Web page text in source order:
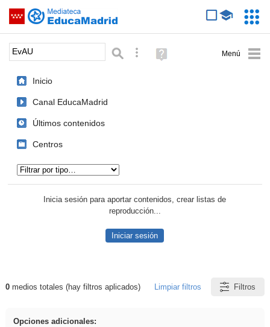
Saltar navegación
Palabra o frase: Búsqueda avanzada
Ayuda
(en
Inicio
Canal EducaMadrid
Últimos contenidos
Centros
Inicia sesión para aportar contenidos, crear listas de
reproducción...
Iniciar sesión
Resultados de: EvAU
0medios totales (hay filtros aplicados) Limpiar filtros Filtros
Opciones adicionales: